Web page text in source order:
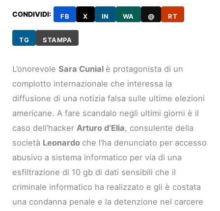
CONDIVIDI: FB X IN WA @ RT
TG STAMPA
L’onorevoleSara Cunial è protagonista di un
complotto internazionale che interessa la
diffusione di una notizia falsa sulle ultime elezioni
americane. A fare scandalo negli ultimi giorni è il
caso dell’hackerArturo d’Elia, consulente della
società Leonardo che l’ha denunciato per accesso
abusivo a sistema informatico per via di una
esfiltrazione di 10 gb di dati sensibili che il
criminale informatico ha realizzato e gli è costata
una condanna penale e la detenzione nel carcere